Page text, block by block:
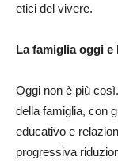
etici del vivere.
La famiglia oggi
Oggi non è più
della famiglia, con
educativo e
progressiva